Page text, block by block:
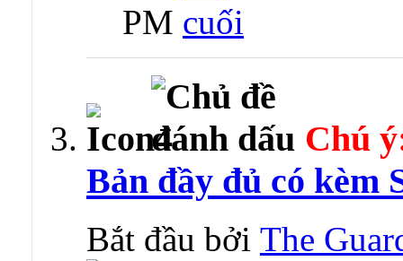
PM
Chú
Bản đầy đủ có kèm
Bắt đầu bởi The